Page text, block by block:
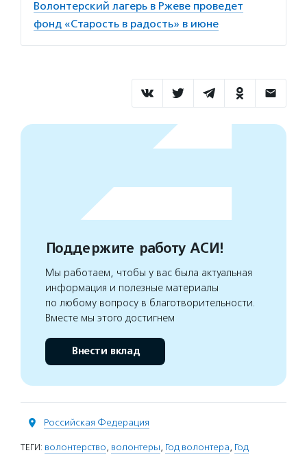
Волонтерский лагерь в Ржеве проведет
фонд «Старость в радость» в июне
Поддержите работу АСИ!
Мы работаем, чтобы у вас была актуальная
информация и полезные материалы
по любому вопросу в благотворительности.
Вместе мы этого достигнем
Внести вклад
Российская Федерация
ТЕГИ: волонтерство, волонтеры, Год волонтера, Год